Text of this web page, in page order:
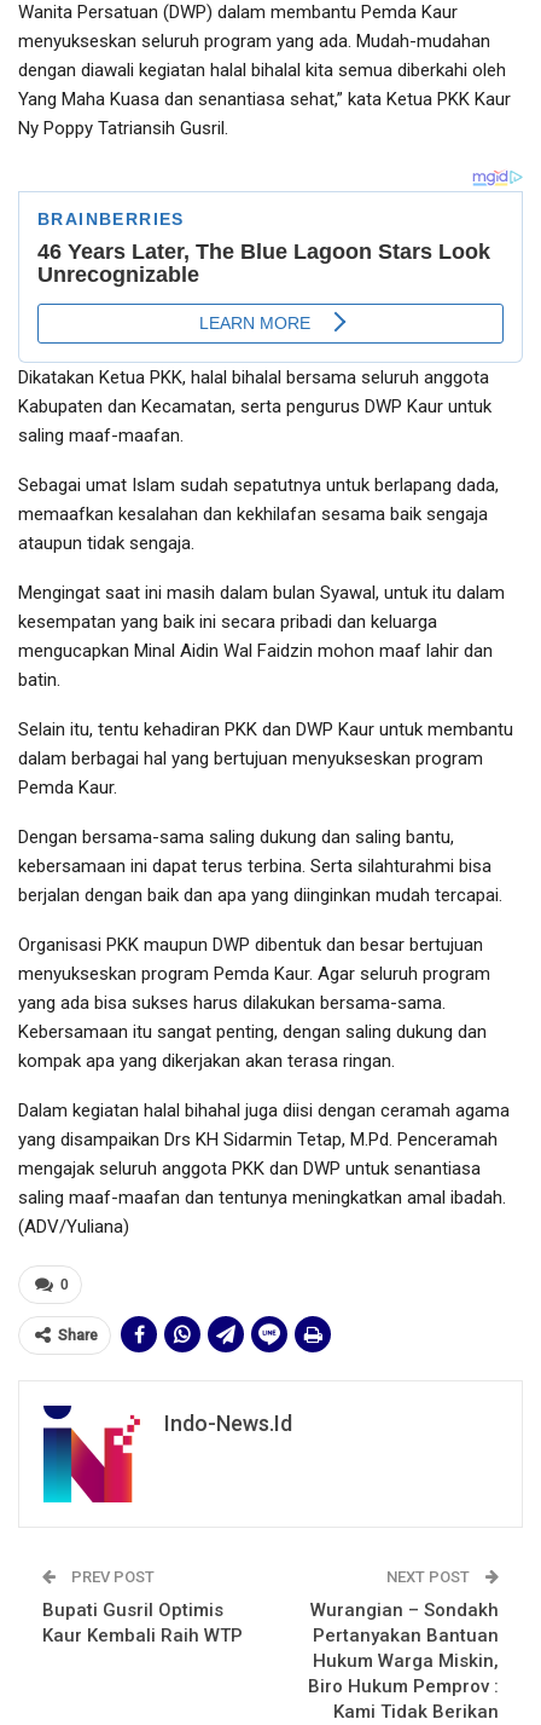
Wanita Persatuan (DWP) dalam membantu Pemda Kaur
menyukseskan seluruh program yang ada. Mudah-mudahan
dengan diawali kegiatan halal bihalal kita semua diberkahi oleh
Yang Maha Kuasa dan senantiasa sehat,” kata Ketua PKK Kaur
Ny Poppy Tatriansih Gusril.
Dikatakan Ketua PKK, halal bihalal bersama seluruh anggota
Kabupaten dan Kecamatan, serta pengurus DWP Kaur untuk
saling maaf-maafan.
Sebagai umat Islam sudah sepatutnya untuk berlapang dada,
memaafkan kesalahan dan kekhilafan sesama baik sengaja
ataupun tidak sengaja.
Mengingat saat ini masih dalam bulan Syawal, untuk itu dalam
kesempatan yang baik ini secara pribadi dan keluarga
mengucapkan Minal Aidin Wal Faidzin mohon maaf lahir dan
batin.
Selain itu, tentu kehadiran PKK dan DWP Kaur untuk membantu
dalam berbagai hal yang bertujuan menyukseskan program
Pemda Kaur.
Dengan bersama-sama saling dukung dan saling bantu,
kebersamaan ini dapat terus terbina. Serta silahturahmi bisa
berjalan dengan baik dan apa yang diinginkan mudah tercapai.
Organisasi PKK maupun DWP dibentuk dan besar bertujuan
menyukseskan program Pemda Kaur. Agar seluruh program
yang ada bisa sukses harus dilakukan bersama-sama.
Kebersamaan itu sangat penting, dengan saling dukung dan
kompak apa yang dikerjakan akan terasa ringan.
Dalam kegiatan halal bihahal juga diisi dengan ceramah agama
yang disampaikan Drs KH Sidarmin Tetap, M.Pd. Penceramah
mengajak seluruh anggota PKK dan DWP untuk senantiasa
saling maaf-maafan dan tentunya meningkatkan amal ibadah.
(ADV/Yuliana)
0
Share
Indo-News.id
PREV POST
Bupati Gusril Optimis
Kaur Kembali Raih WTP
NEXT POST
Wurangian – Sondakh
Pertanyakan Bantuan
Hukum Warga Miskin,
Biro Hukum Pemprov :
Kami Tidak Berikan